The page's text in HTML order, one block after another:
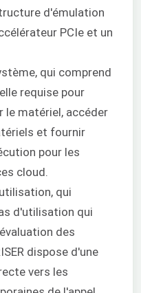
d'émulation
PCIe et un
qui comprend
requise pour
le matériel, accéder
et fournir
pour les
cloud.
qui
d'utilisation qui
des
dispose d'une
vers les